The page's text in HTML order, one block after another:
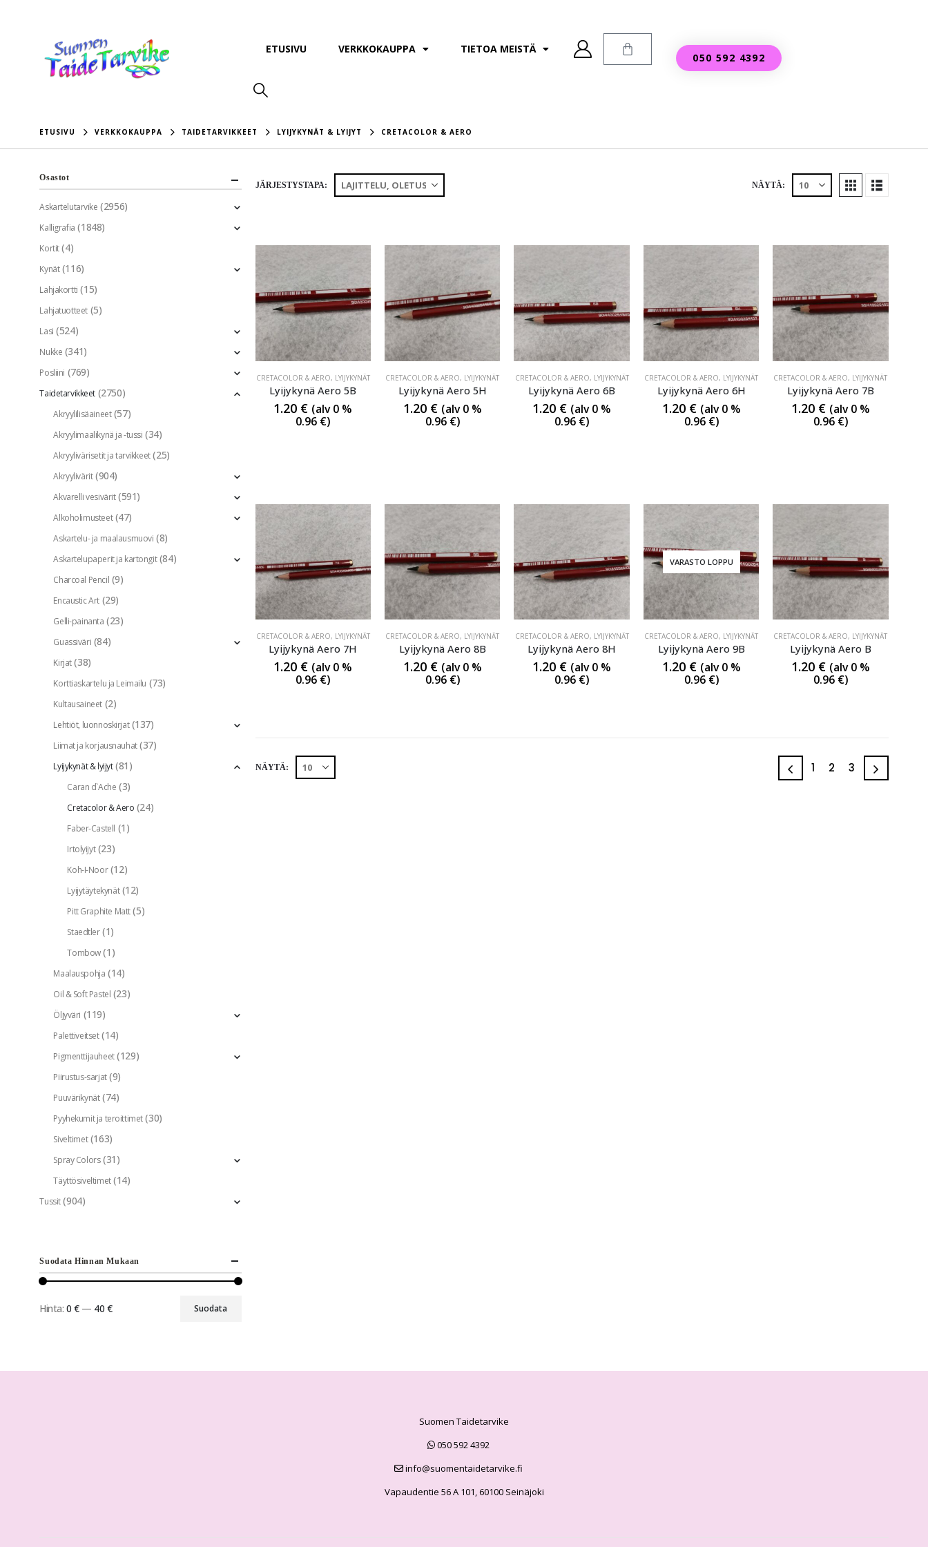
ETUSIVU VERKKOKAUPPA TIETOA MEISTÄ
050 592 4392
ETUSIVU VERKKOKAUPPA TAIDETARVIKKEET LYIJYKYNÄT & LYIJYT CRETACOLOR & AERO
JÄRJESTYSTAPA: NÄYTÄ:
CRETACOLOR & AERO, LYIJYKYNÄT
Lyijykynä Aero 5B
1.20 € (alv 0 %
0.96 €)
CRETACOLOR & AERO, LYIJYKYNÄT
Lyijykynä Aero 5H
1.20 € (alv 0 %
0.96 €)
CRETACOLOR & AERO, LYIJYKYNÄT
Lyijykynä Aero 6B
1.20 € (alv 0 %
0.96 €)
CRETACOLOR & AERO, LYIJYKYNÄT
Lyijykynä Aero 6H
1.20 € (alv 0 %
0.96 €)
CRETACOLOR & AERO, LYIJYKYNÄT
Lyijykynä Aero 7B
1.20 € (alv 0 %
0.96 €)
CRETACOLOR & AERO, LYIJYKYNÄT
Lyijykynä Aero 7H
1.20 € (alv 0 %
0.96 €)
CRETACOLOR & AERO, LYIJYKYNÄT
Lyijykynä Aero 8B
1.20 € (alv 0 %
0.96 €)
CRETACOLOR & AERO, LYIJYKYNÄT
Lyijykynä Aero 8H
1.20 € (alv 0 %
0.96 €)
VARASTO LOPPU
CRETACOLOR & AERO, LYIJYKYNÄT
Lyijykynä Aero 9B
1.20 € (alv 0 %
0.96 €)
CRETACOLOR & AERO, LYIJYKYNÄT
Lyijykynä Aero B
1.20 € (alv 0 %
0.96 €)
NÄYTÄ: 1 2 3
Osastot
Askartelutarvike (2956)
Kalligrafia (1848)
Kortit (4)
Kynät (116)
Lahjakortti (15)
Lahjatuotteet (5)
Lasi (524)
Nukke (341)
Posliini (769)
Taidetarvikkeet (2750)
Akryylilisäaineet (57)
Akryylimaalikynä ja -tussi (34)
Akryylivärisetit ja tarvikkeet (25)
Akryylivärit (904)
Akvarelli vesivärit (591)
Alkoholimusteet (47)
Askartelu- ja maalausmuovi (8)
Askartelupaperit ja kartongit (84)
Charcoal Pencil (9)
Encaustic Art (29)
Gelli-painanta (23)
Guassiväri (84)
Kirjat (38)
Korttiaskartelu ja Leimailu (73)
Kultausaineet (2)
Lehtiöt, luonnoskirjat (137)
Liimat ja korjausnauhat (37)
Lyijykynät & lyijyt (81)
Caran d`Ache (3)
Cretacolor & Aero (24)
Faber-Castell (1)
Irtolyijyt (23)
Koh-I-Noor (12)
Lyijytäytekynät (12)
Pitt Graphite Matt (5)
Staedtler (1)
Tombow (1)
Maalauspohja (14)
Oil & Soft Pastel (23)
Öljyväri (119)
Palettiveitset (14)
Pigmenttijauheet (129)
Piirustus-sarjat (9)
Puuvärikynät (74)
Pyyhekumit ja teroittimet (30)
Siveltimet (163)
Spray Colors (31)
Täyttösiveltimet (14)
Tussit (904)
Suodata Hinnan Mukaan
Suodata
Hinta: 0 €— 40 €
Suomen Taidetarvike
050 592 4392
info@suomentaidetarvike.fi
Vapaudentie 56 A 101, 60100 Seinäjoki